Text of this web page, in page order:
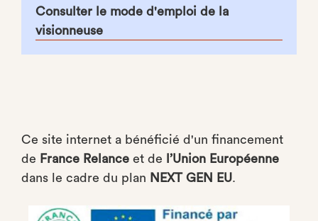
Consulter le mode d'emploi de la
visionneuse
Ce site internet a bénéficié d'un financement
de France Relance et de
l’Union Européenne
dans le cadre du plan NEXT GEN EU.